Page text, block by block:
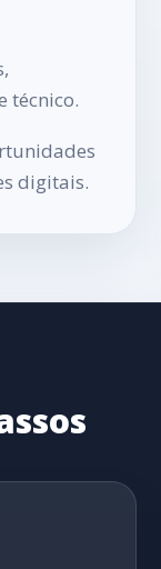
técnico.
digitais.